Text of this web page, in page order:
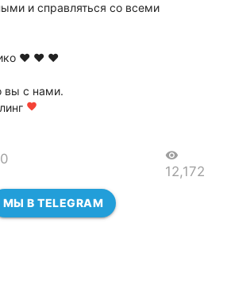
и справляться со всеми
❤ ❤ ❤
вы с нами.
favorite
visibility
12,172
МЫ В TELEGRAM